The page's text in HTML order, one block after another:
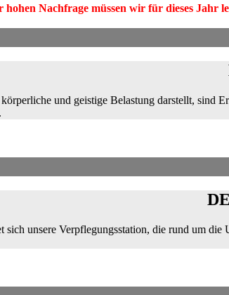
Nachfrage müssen wir für dieses Jahr
und geistige Belastung darstellt, sind
unsere Verpflegungsstation, die rund um